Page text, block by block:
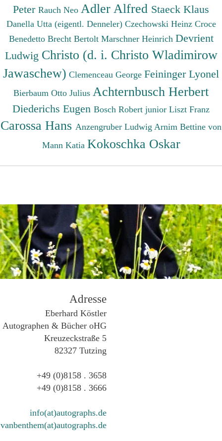
Peter Rauch Neo Adler Alfred Staeck Klaus
Danella Utta (eigentl. Denneler) Czechowski Heinz Croce
Benedetto Brecht Bertolt Marschner Heinrich Devrient
Ludwig Christo (d. i. Christo Wladimirow
Jawaschew) Clemenceau George Feininger Lyonel
Bierbaum Otto Julius Achternbusch Herbert
Diederichs Eugen Bosch Robert junior Liszt Franz
Carossa Hans Anzengruber Ludwig Arnim Bettine von
Mann Katia Kokoschka Oskar
Adresse
Eberhard Köstler
Autographen & Bücher oHG
Kreuzeckstraße 5
82327 Tutzing
+49 (0)8158 . 3658
+49 (0)8158 . 3666
info(at)autographs.de
vanbenthem(at)autographs.de